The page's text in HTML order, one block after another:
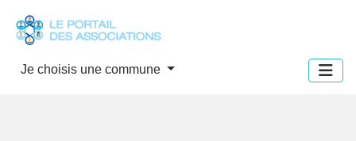
Je choisis une commune